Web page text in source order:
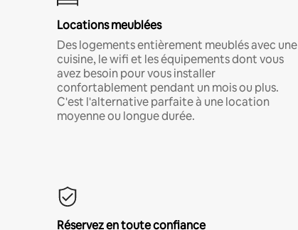
Locations meublées
Des logements entièrement meublés avec une
cuisine, le wifi et les équipements dont vous
avez besoin pour vous installer
confortablement pendant un mois ou plus.
C'est l'alternative parfaite à une location
moyenne ou longue durée.
Réservez en toute confiance